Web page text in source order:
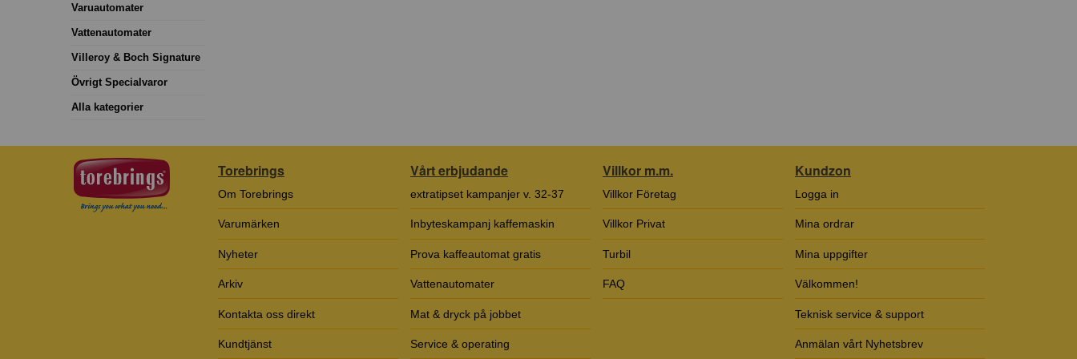
Varuautomater
Vattenautomater
Villeroy & Boch Signature
Övrigt Specialvaror
Alla kategorier
Torebrings
Om Torebrings
Varumärken
Nyheter
Arkiv
Kontakta oss direkt
Kundtjänst
Vårt erbjudande
extratipset kampanjer v. 32-37
Inbyteskampanj kaffemaskin
Prova kaffeautomat gratis
Vattenautomater
Mat & dryck på jobbet
Service & operating
Villkor m.m.
Villkor Företag
Villkor Privat
Turbil
FAQ
Kundzon
Logga in
Mina ordrar
Mina uppgifter
Välkommen!
Teknisk service & support
Anmälan vårt Nyhetsbrev